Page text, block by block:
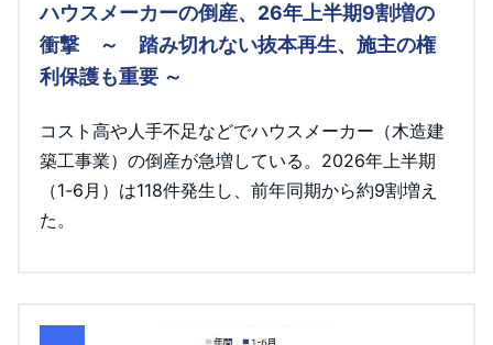
ハウスメーカーの倒産、26年上半期9割増の
衝撃 ～ 踏み切れない抜本再生、施主の権
利保護も重要 ～
コスト高や人手不足などでハウスメーカー（木造建
築工事業）の倒産が急増している。2026年上半期
（1-6月）は118件発生し、前年同期から約9割増え
た。